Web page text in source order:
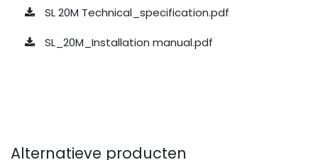
SL 20M Technical_specification.pdf
SL_20M_Installation manual.pdf
Alternatieve producten